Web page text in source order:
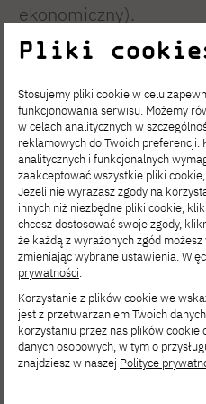
ekonomiczny).
Kontent cyfrowy
dostarcza
efektywnego
rozwiązań
nowoczesne
rynkowe (kontekst
Pliki
Stosujemy pliki cookie w celu
funkcjonowania serwisu. Możemy
w celach analitycznych w
reklamowych do Twoich preferencji.
analitycznych i funkcjonalnych
zaakceptować wszystkie pliki
Jeżeli nie wyrażasz zgody na
innych niż niezbędne pliki cookie,
chcesz dostosować swoje zgody,
że każdą z wyrażonych zgód
zmieniając wybrane ustawienia.
prywatności.
Korzystanie z plików cookie we
jest z przetwarzaniem Twoich
korzystaniu przez nas plików cookie
danych osobowych, w tym o
znajdziesz w naszej Polityce